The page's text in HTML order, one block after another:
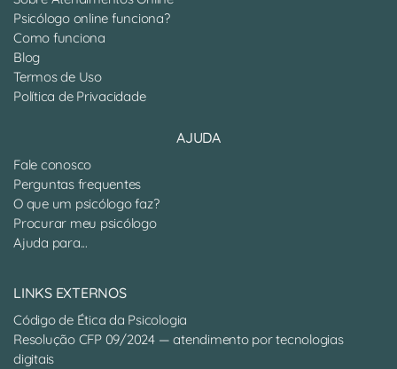
Psicólogo online funciona?
Como funciona
Blog
Termos de Uso
Política de Privacidade
AJUDA
Fale conosco
Perguntas frequentes
O que um psicólogo faz?
Procurar meu psicólogo
Ajuda para...
LINKS EXTERNOS
Código de Ética da Psicologia
Resolução CFP 09/2024 — atendimento por tecnologias
digitais